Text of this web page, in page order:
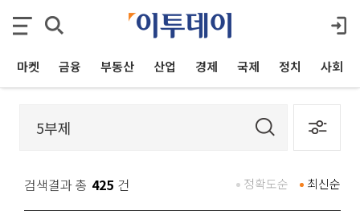
마켓 금융 부동산 산업 경제 국제 정치 사회
검색결과 총 425 건 최신순
정확도순